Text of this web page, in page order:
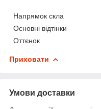
Напрямок скла
Основні відтінки
Оттєнок
Приховати
Умови доставки